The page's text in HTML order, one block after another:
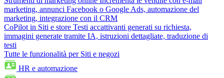
marketing, annunci Facebook o Google Ads, automazione del
marketing, integrazione con il CRM
CoPilot in Siti e store Testi accattivanti generati su richiesta,
immagini generate tramite IA, istruzioni dettagliate, traduzione di
testi
Tutte le funzionalità per Siti e negozi
HR e automazione